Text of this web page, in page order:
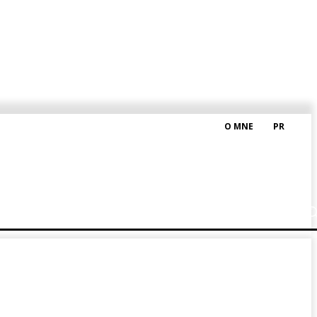
O MNE PR